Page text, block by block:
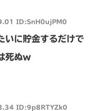
ID:SnH0ujPM0
いに貯金するだけで
死ぬw
ID:9p8RTYZk0